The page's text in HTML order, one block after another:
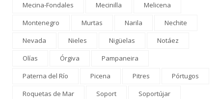
Mecina-Fondales
Mecinilla
Melicena
Montenegro
Murtas Narila
Nechite
Nevada
Nieles Nigüelas
Notáez
Olías
Órgiva
Pampaneira
Paterna del Río
Picena Pitres
Pórtugos
Roquetas de Mar
Soport
Soportújar